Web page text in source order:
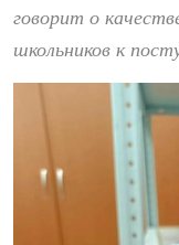
говорит о
школьников к